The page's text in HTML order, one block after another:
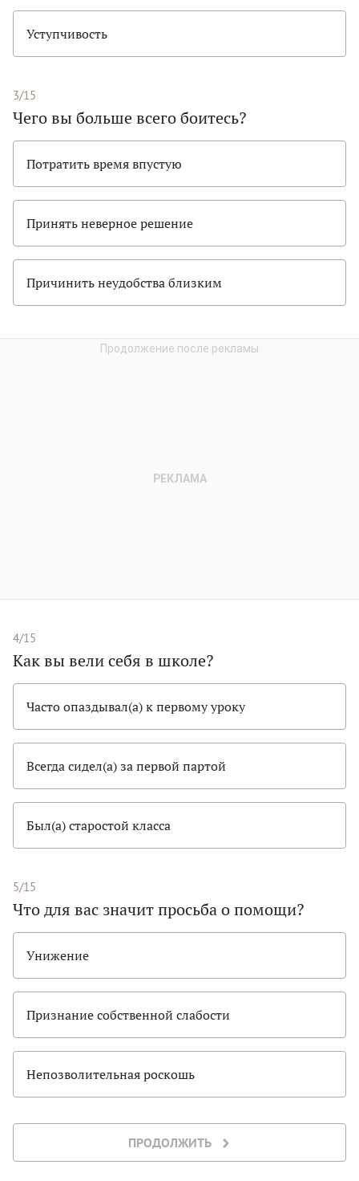
Уступчивость
3/15
Чего вы больше всего боитесь?
Потратить время впустую
Принять неверное решение
Причинить неудобства близким
4/15
Как вы вели себя в школе?
Часто опаздывал(а) к первому уроку
Всегда сидел(а) за первой партой
Был(а) старостой класса
5/15
Что для вас значит просьба о помощи?
Унижение
Признание собственной слабости
Непозволительная роскошь
ПРОДОЛЖИТЬ